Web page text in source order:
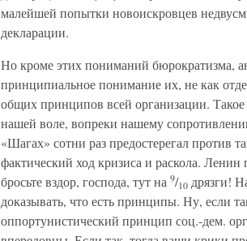
малейшей попытки новоискровцев
декларации.
Но кроме этих пониманий бюрократизма,
принципиальное понимание их, не как
общих принципов всей организации.
нашей воле, вопреки нашему
«Шагах» сотни раз предостерегал против
фактический ход кризиса и раскола.
бросьте вздор, господа, тут на 9/10 дрязги!
доказывать, что есть принципы. Ну, если
оппортунистический принцип соц.-дем.